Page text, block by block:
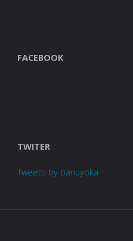
FACEBOOK
TWITER
Tweets by banuyoka